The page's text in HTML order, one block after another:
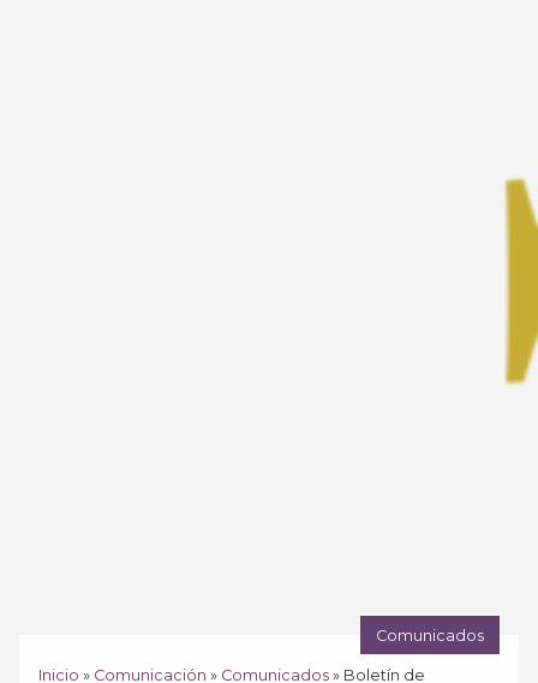
Comunicados
Inicio » Comunicación » Comunicados » Boletín de